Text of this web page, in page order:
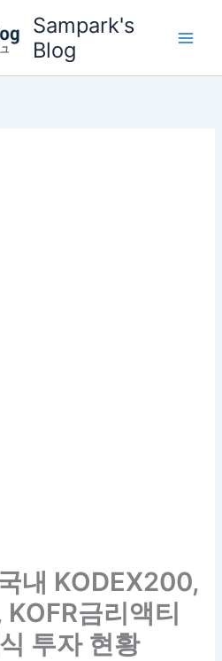
Sampark's
Blog
내 KODEX200,
금리액티
투자 현황